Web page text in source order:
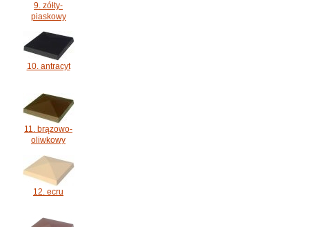
9. zółty-
piaskowy
10. antracyt
11. brązowo-
oliwkowy
12. ecru